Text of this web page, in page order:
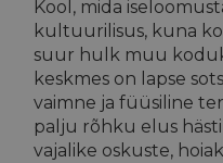
Kool, mida
kultuurilisus, kuna
suur hulk muu
keskmes on lapse
vaimne ja füüsiline
palju rõhku elus hästi
vajalike oskuste,